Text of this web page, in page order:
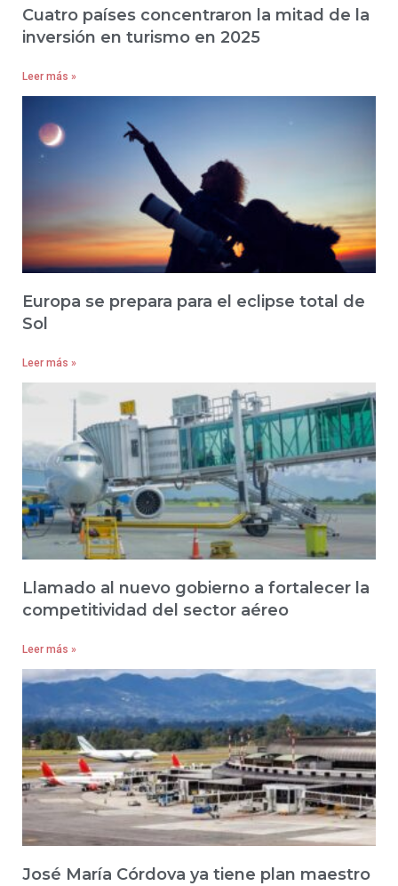
Cuatro países concentraron la mitad de la
inversión en turismo en 2025
Leer más »
Europa se prepara para el eclipse total de
Sol
Leer más »
Llamado al nuevo gobierno a fortalecer la
competitividad del sector aéreo
Leer más »
José María Córdova ya tiene plan maestro